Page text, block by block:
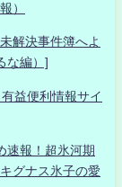
）
解決事件簿へよ
な編）]
益便利情報サイ
速報！超氷河期
グナス氷子の愛